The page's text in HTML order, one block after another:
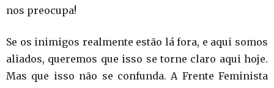
nos preocupa!
Se os inimigos realmente estão lá fora, e aqui somos
aliados, queremos que isso se torne claro aqui hoje.
Mas que isso não se confunda. A Frente Feminista